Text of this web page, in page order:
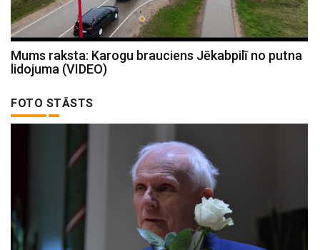
Mums raksta: Karogu brauciens Jēkabpilī no putna
lidojuma (VIDEO)
FOTO STĀSTS